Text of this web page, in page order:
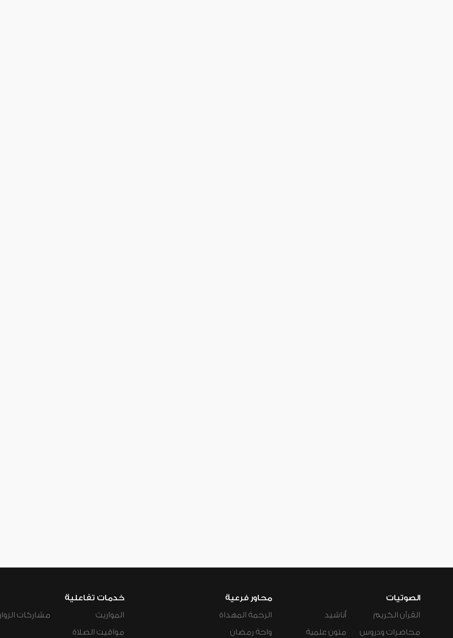
الصوتيات
القرآن الكريم
محاضرات ودروس
أناشيد
متون علمية
محاور فرعية
الرحمة المهداة
واحة رمضان
خدمات تفاعلية
المواريث
مواقيت الصلاة
مشاركات الزوار